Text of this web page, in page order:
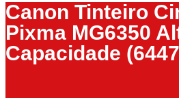
Canon Tinteiro
Pixma MG6350
Capacidade